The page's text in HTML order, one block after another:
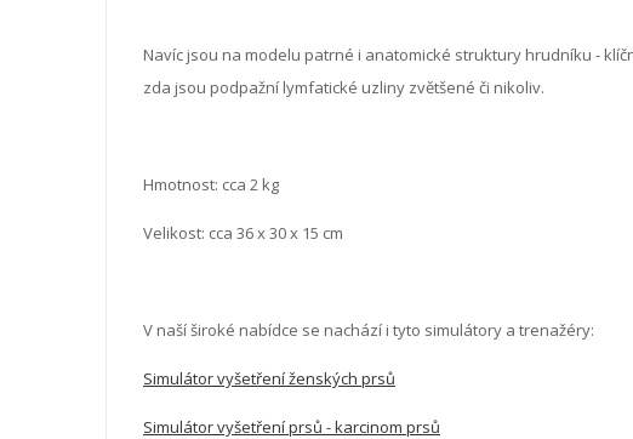
Navíc jsou na modelu patrné i anatomické struktury hrudníku -
zda jsou podpažní lymfatické uzliny zvětšené či nikoliv.
Hmotnost: cca 2 kg
Velikost: cca 36 x 30 x 15 cm
V naší široké nabídce se nachází i tyto simulátory a trenažéry:
Simulátor vyšetření ženských prsů
Simulátor vyšetření prsů - karcinom prsů